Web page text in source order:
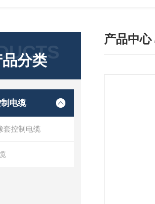
品分类
电缆
套控制电缆
产品中心